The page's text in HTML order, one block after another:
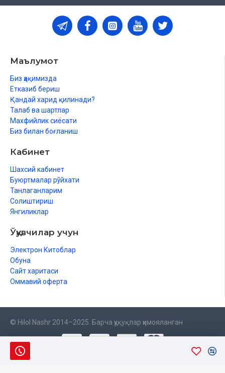
Маълумот
Биз ҳақимизда
Етказиб бериш
Қандай харид қилинади?
Талаб ва шартлар
Махфийлик сиёсати
Биз билан боғланиш
Кабинет
Шахсий кабинет
Буюртмалар рўйхати
Танлаганларим
Солиштириш
Янгиликлар
Ўқувчилар учун
Электрон Китоблар
Обуна
Сайт харитаси
Оммавий оферта
© Hilol Nashr 2014–2025. Барча ҳуқуқлар ҳимояланган